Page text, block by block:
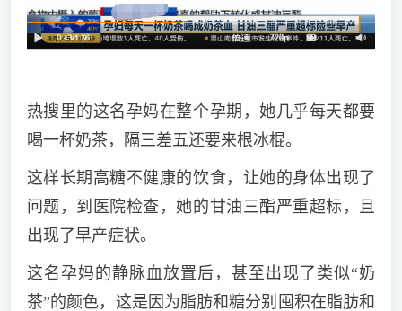
热搜里的这名孕妈在整个孕期，她几乎每天都要
喝一杯奶茶，隔三差五还要来根冰棍。
这样长期高糖不健康的饮食，让她的身体出现了
问题，到医院检查，她的甘油三酯严重超标，且
出现了早产症状。
这名孕妈的静脉血放置后，甚至出现了类似“奶
茶”的颜色，这是因为脂肪和糖分别囤积在脂肪和